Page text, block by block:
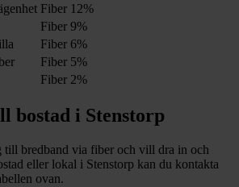
Fiber 12%
Fiber 9%
Fiber 6%
Fiber 5%
Fiber 2%
bostad i Stenstorp
till bredband via fiber och vill dra in och
eller lokal i Stenstorp kan du kontakta
ovan.